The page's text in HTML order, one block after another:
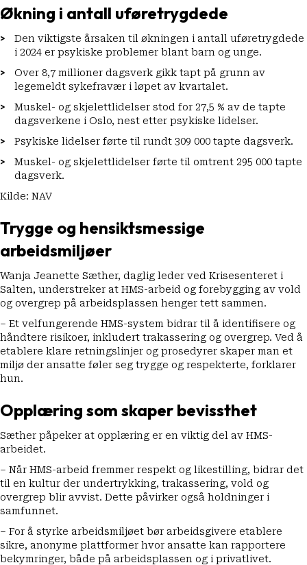
Økning i antall uføretrygdede
Den viktigste årsaken til økningen i antall uføretrygdede
i 2024 er psykiske problemer blant barn og unge.
Over 8,7 millioner dagsverk gikk tapt på grunn av
legemeldt sykefravær i løpet av kvartalet.
Muskel- og skjelettlidelser stod for 27,5 % av de tapte
dagsverkene i Oslo, nest etter psykiske lidelser.
Psykiske lidelser førte til rundt 309 000 tapte dagsverk.
Muskel- og skjelettlidelser førte til omtrent 295 000 tapte
dagsverk.
Kilde: NAV
Trygge og hensiktsmessige
arbeidsmiljøer
Wanja Jeanette Sæther, daglig leder ved Krisesenteret i
Salten, understreker at HMS-arbeid og forebygging av vold
og overgrep på arbeidsplassen henger tett sammen.
– Et velfungerende HMS-system bidrar til å identifisere og
håndtere risikoer, inkludert trakassering og overgrep. Ved å
etablere klare retningslinjer og prosedyrer skaper man et
miljø der ansatte føler seg trygge og respekterte, forklarer
hun.
Opplæring som skaper bevissthet
Sæther påpeker at opplæring er en viktig del av HMS-
arbeidet.
– Når HMS-arbeid fremmer respekt og likestilling, bidrar det
til en kultur der undertrykking, trakassering, vold og
overgrep blir avvist. Dette påvirker også holdninger i
samfunnet.
– For å styrke arbeidsmiljøet bør arbeidsgivere etablere
sikre, anonyme plattformer hvor ansatte kan rapportere
bekymringer, både på arbeidsplassen og i privatlivet.